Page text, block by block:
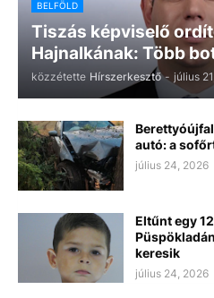
BELFÖLD
Tiszás képviselő
Hajnalkának: Több
közzétette Hírszerkesztő - július
autó: a
július 24, 2026
Eltűnt egy
keresik
július 24, 2026